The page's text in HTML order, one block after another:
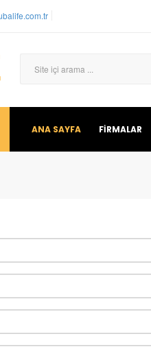
ANA SAYFA FİRMALAR